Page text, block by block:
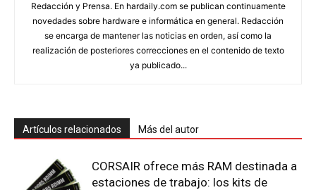
Redacción y Prensa. En hardaily.com se publican continuamente
novedades sobre hardware e informática en general. Redacción
se encarga de mantener las noticias en orden, así como la
realización de posteriores correcciones en el contenido de texto
ya publicado...
Artículos relacionados Más del autor
CORSAIR ofrece más RAM destinada a
estaciones de trabajo: los kits de